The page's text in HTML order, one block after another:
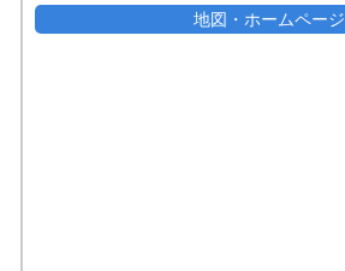
地図・ホームページ